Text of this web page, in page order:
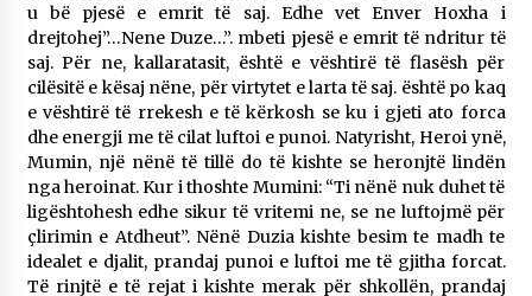
u bë pjesë e emrit të saj. Edhe vet Enver Hoxha i
drejtohej”…Nene Duze…”. mbeti pjesë e emrit të ndritur të
saj. Për ne, kallaratasit, është e vështirë të flasësh për
cilësitë e kësaj nëne, për virtytet e larta të saj. është po kaq
e vështirë të rrekesh e të kërkosh se ku i gjeti ato forca
dhe energji me të cilat luftoi e punoi. Natyrisht, Heroi ynë,
Mumin, një nënë të tillë do të kishte se heronjtë lindën
nga heroinat. Kur i thoshte Mumini: “Ti nënë nuk duhet të
ligështohesh edhe sikur të vritemi ne, se ne luftojmë për
çlirimin e Atdheut”. Nënë Duzia kishte besim te madh te
idealet e djalit, prandaj punoi e luftoi me të gjitha forcat.
Të rinjtë e të rejat i kishte merak për shkollën, prandaj